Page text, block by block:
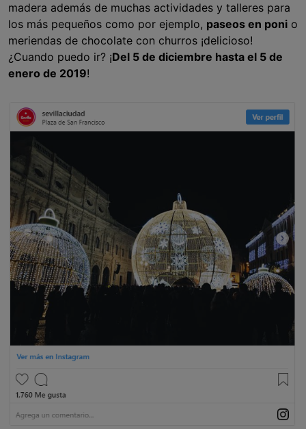
madera además de muchas actividades y talleres para
los más pequeños como por ejemplo, paseos en poni o
meriendas de chocolate con churros ¡delicioso!
¿Cuando puedo ir? ¡Del 5 de diciembre hasta el 5 de
enero de 2019!